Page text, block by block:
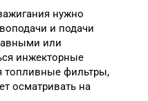
нужно
и подачи
или
инжекторные
топливные фильтры,
осматривать на